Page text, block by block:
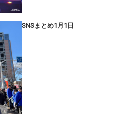
SNSまとめ1月1日